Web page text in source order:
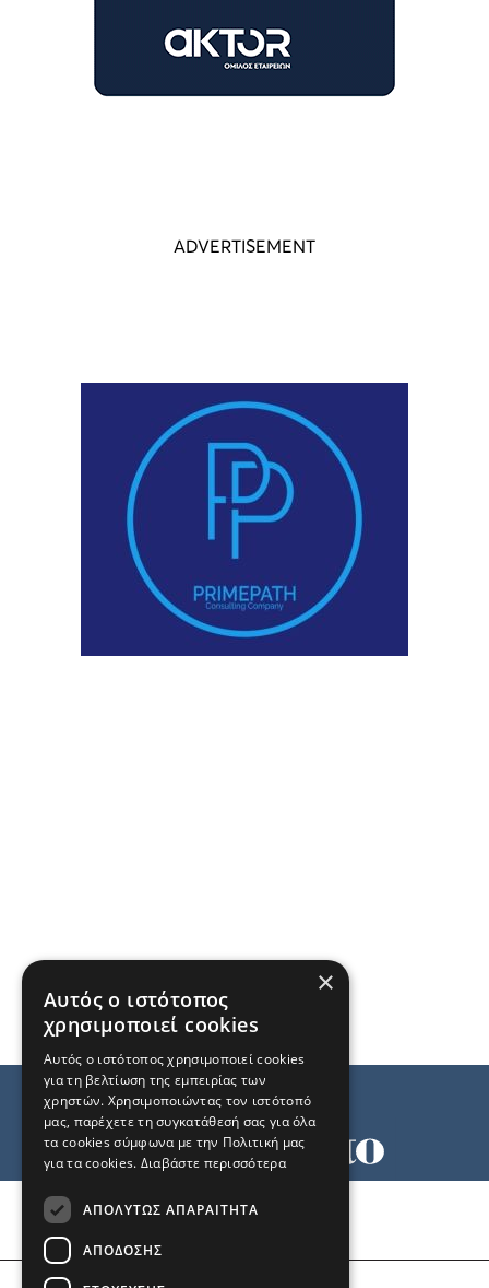
×
Αυτός ο ιστότοπος
χρησιμοποιεί cookies
Αυτός ο ιστότοπος χρησιμοποιεί cookies
για τη βελτίωση της εμπειρίας των
χρηστών. Χρησιμοποιώντας τον ιστότοπό
μας, παρέχετε τη συγκατάθεσή σας για όλα
τα cookies σύμφωνα με την Πολιτική μας
για τα cookies. Διαβάστε περισσότερα
ΑΠΟΛΎΤΩΣ ΑΠΑΡΑΊΤΗΤΑ
ΑΠΌΔΟΣΗΣ